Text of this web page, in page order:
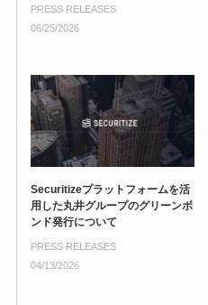
06/25/2026
PRESS RELEASES
04/13/2026
PRESS RELEASES
Securitizeプラットフォームを活
用した丸井グループのグリーンボ
ンド発行について